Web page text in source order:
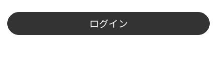
ログイン